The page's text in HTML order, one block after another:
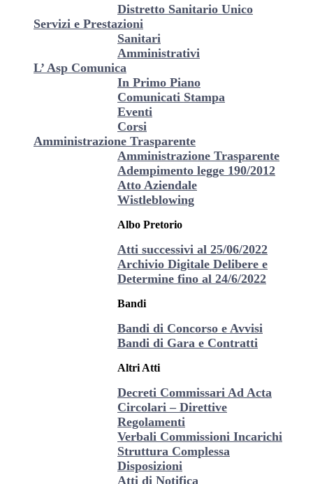
Distretto Sanitario Unico
Servizi e Prestazioni
Sanitari
Amministrativi
L’ Asp Comunica
In Primo Piano
Comunicati Stampa
Eventi
Corsi
Amministrazione Trasparente
Amministrazione Trasparente
Adempimento legge 190/2012
Atto Aziendale
Wistleblowing
Albo Pretorio
Atti successivi al 25/06/2022
Archivio Digitale Delibere e
Determine fino al 24/6/2022
Bandi
Bandi di Concorso e Avvisi
Bandi di Gara e Contratti
Altri Atti
Decreti Commissari Ad Acta
Circolari – Direttive
Regolamenti
Verbali Commissioni Incarichi
Struttura Complessa
Disposizioni
Atti di Notifica